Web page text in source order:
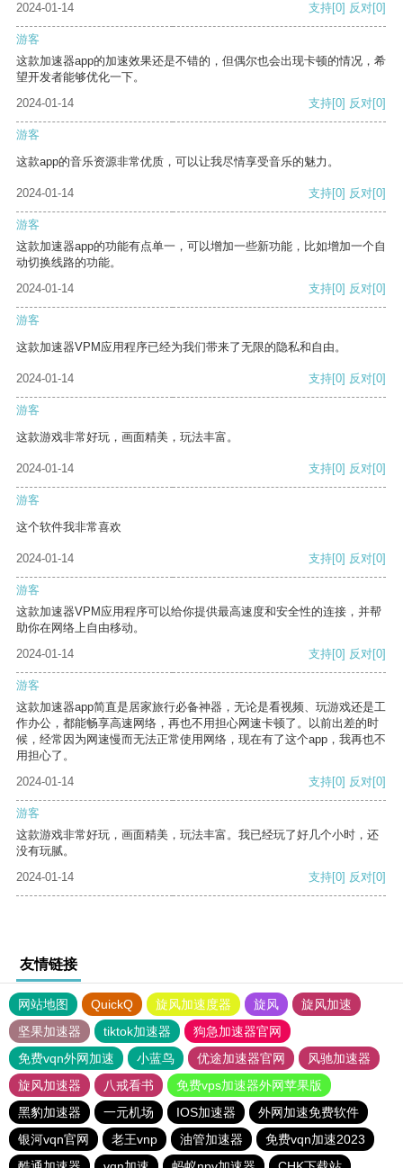
2024-01-14
支持[0] 反对[0]
游客
这款加速器app的加速效果还是不错的，但偶尔也会出现卡顿的情况，希
望开发者能够优化一下。
2024-01-14
支持[0] 反对[0]
游客
这款app的音乐资源非常优质，可以让我尽情享受音乐的魅力。
2024-01-14 支持[0] 反对[0]
游客
这款加速器app的功能有点单一，可以增加一些新功能，比如增加一个自
动切换线路的功能。
2024-01-14
支持[0] 反对[0]
游客
这款加速器VPM应用程序已经为我们带来了无限的隐私和自由。
2024-01-14 支持[0] 反对[0]
游客
这款游戏非常好玩，画面精美，玩法丰富。
2024-01-14 支持[0] 反对[0]
游客
这个软件我非常喜欢
2024-01-14 支持[0] 反对[0]
游客
这款加速器VPM应用程序可以给你提供最高速度和安全性的连接，并帮
助你在网络上自由移动。
2024-01-14
支持[0] 反对[0]
游客
这款加速器app简直是居家旅行必备神器，无论是看视频、玩游戏还是工
作办公，都能畅享高速网络，再也不用担心网速卡顿了。以前出差的时
候，经常因为网速慢而无法正常使用网络，现在有了这个app，我再也不
用担心了。
2024-01-14
支持[0] 反对[0]
游客
这款游戏非常好玩，画面精美，玩法丰富。我已经玩了好几个小时，还
没有玩腻。
2024-01-14
支持[0] 反对[0]
友情链接
网站地图 QuickQ 旋风加速度器 旋风
旋风加速
坚果加速器
tiktok加速器
狗急加速器官网
免费vqn外网加速
小蓝鸟 优途加速器官网
风驰加速器
旋风加速器
八戒看书
免费vps加速器外网苹果版
黑豹加速器
一元机场 IOS加速器
外网加速免费软件
银河vqn官网
老王vnp 油管加速器
免费vqn加速2023